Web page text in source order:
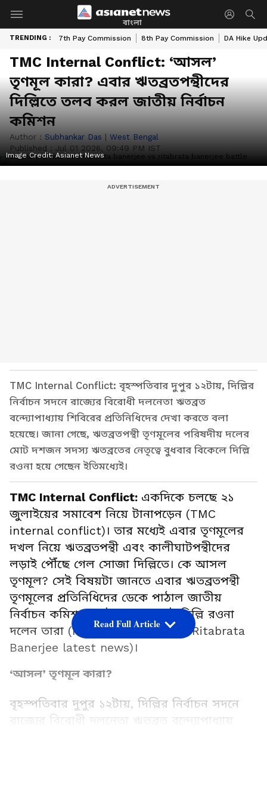
বাংলা
TRENDING : 7th Pay Commission 8th Pay Commission DA Hike
TMC Internal Conflict: ‘আসল’
তৃণমূল কারা? এবার ঋতব্রতপন্থীদের
দিল্লিতে তলব করল জাতীয় নির্বাচন
কমিশন
Author : Subhankar Das | West Bengal
Published : Jul 01 2026, 09:49 PM IST
Image Credit:Asianet News
TMC Internal Conflict: বৃহস্পতিবার দুপুর ১২টায়, দিল্লির
নির্বাচন সদনে রাজ্যের বিরোধী দলনেতা ঋতব্রত
বন্দ্যোপাধ্যায় শিবিরের প্রতিনিধিদের দেখা করতে বলা
হয়েছে। জানা গেছে, ঋতব্রতপন্থী তৃণমূলের পরিষদীয় দলের
মোট দশজন সদস্য ঋতব্রতে‌র নেতৃত্বে বুধবার বিকেলে দিল্লি
রওনা হয়ে গেছেন ইতিমধ্যেই।
TMC Internal Conflict: একদিকে চলছে ২১
জুলাইয়ের সমাবেশ নিয়ে টানাপড়েন (TMC
internal conflict)। তার মধ্যেই এবার তৃণমূলের
দখল নিয়ে ঋতব্রতপন্থী এবং কালীঘাটপন্থীদের
লড়াই পৌঁছে গেল সোজা দিল্লিতে। কে আসল
তৃণমূল? সেই বিষয়টা জানতে এবার ঋতব্রতপন্থী
তৃণমূলের প্রতিনিধিদের ডেকে পাঠাল জাতীয়
নির্বাচন কমিশন। সেই তলব পেয়েই দিল্লি রওনা
দলেন তারা (Mamata Banerjee vs Ritabrata
Banerjee latest news)।
‘আসল’ তৃণমূল কারা?
বৃহস্পতিবার দুপুর ১২টায়, দিল্লির নির্বাচন সদনে
রাজ্যের বিরোধী দলনেতা ঋতব্রত বন্দ্যোপাধ্যায়
Read Full Article